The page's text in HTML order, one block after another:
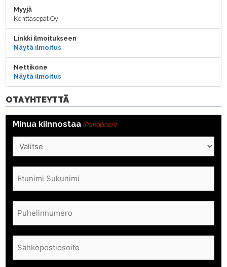
Myyjä
Kenttäsepät Oy
Linkki ilmoitukseen
Näytä ilmoitus
Nettikone
Näytä ilmoitus
OTA YHTEYTTÄ
Minua kiinnostaa (Pakollinen)
Nimi
(Pakollinen)
Puhelin
(Pakollinen)
Sähköposti
(Pakollinen)